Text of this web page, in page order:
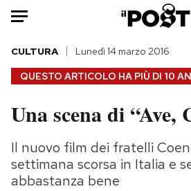
Auto
HOME
Italia
Politica
Tecnologia
QUESTO ARTICOLO HA PIÙ DI 10
CULTURA Lunedì 14 marzo 2016
Una scena di “Ave,
Il nuovo film dei fratelli
settimana scorsa in Italia e
abbastanza bene